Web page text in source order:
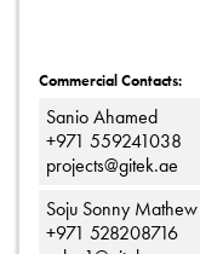
Commercial Contacts:
Sanio Ahamed
+971 559241038
projects@gitek.ae
Soju Sonny Mathew
+971 528208716